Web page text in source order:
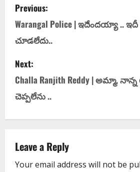
Previous:
Warangal Police | ఇదేంద‌య్యా .. ఇదీ
చూడ‌లేదు..
Next:
Challa Ranjith Reddy | అమ్మా,
చెప్ప‌లేను ..
Leave a Reply
Your email address will not be